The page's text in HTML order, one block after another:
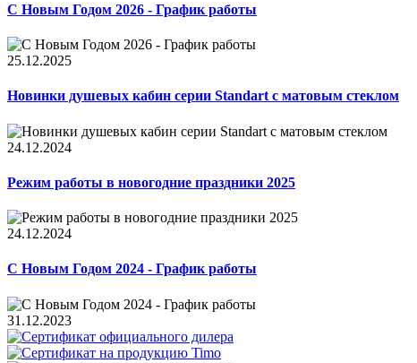
С Новым Годом 2026 - График работы
25.12.2025
Новинки душевых кабин серии Standart с матовым стеклом
24.12.2024
Режим работы в новогодние праздники 2025
24.12.2024
С Новым Годом 2024 - График работы
31.12.2023